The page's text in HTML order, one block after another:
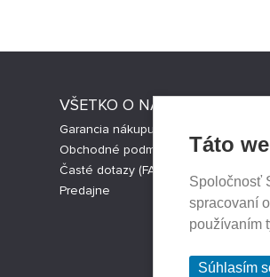
VŠETKO O NÁKUPE
Garancia nákupu
Obchodné podmienky
Časté dotazy (FAQ)
Predajne
Táto
Spoločnosť
spracovaní
používaním
Súhlasím